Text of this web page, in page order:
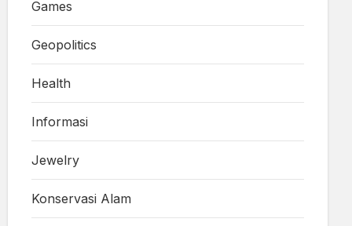
Games
Geopolitics
Health
Informasi
Jewelry
Konservasi Alam